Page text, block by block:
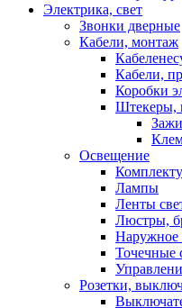
Электрика, свет
Звонки дверные
Кабели, монтаж
Кабели,
Коробки
Штекеры,
Освещение
Лампы
Ленты
Люстры,
Наружное
Точечные
Розетки,